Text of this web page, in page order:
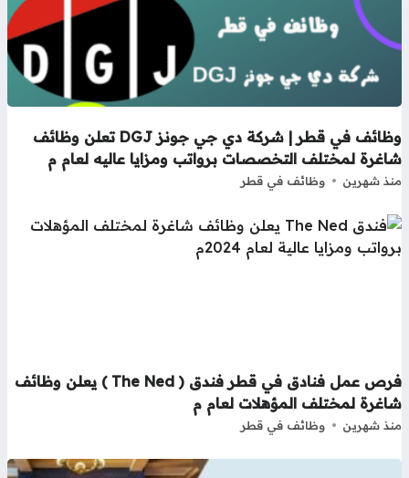
وظائف في قطر | شركة دي جي جونز DGJ تعلن وظائف
لمختلف التخصصات برواتب ومزايا عاليه لعام م
شهرين وظائف في قطر
فرص عمل فنادق في قطر فندق ( The Ned ) يعلن وظائف
لمختلف المؤهلات لعام م
شهرين وظائف في قطر